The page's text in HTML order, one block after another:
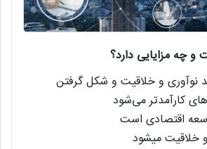
و چه مزایایی دارد؟
نوآوری و خلاقیت و شکل گرفتن
کارآمدتر می‌شود
اقتصادی است
خلاقیت میشود